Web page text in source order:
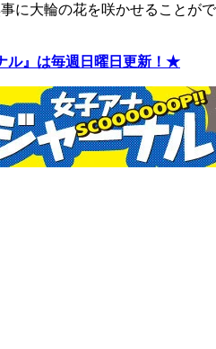
に大輪の花を咲かせることがで
ル』は毎週日曜日更新！★